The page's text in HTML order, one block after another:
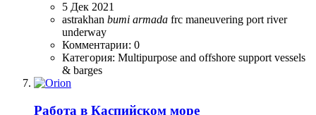
5 Дек 2021
astrakhan bumi armada frc maneuvering port river
underway
Комментарии: 0
Категория: Multipurpose and offshore support vessels
& barges
Работа в Каспийском море